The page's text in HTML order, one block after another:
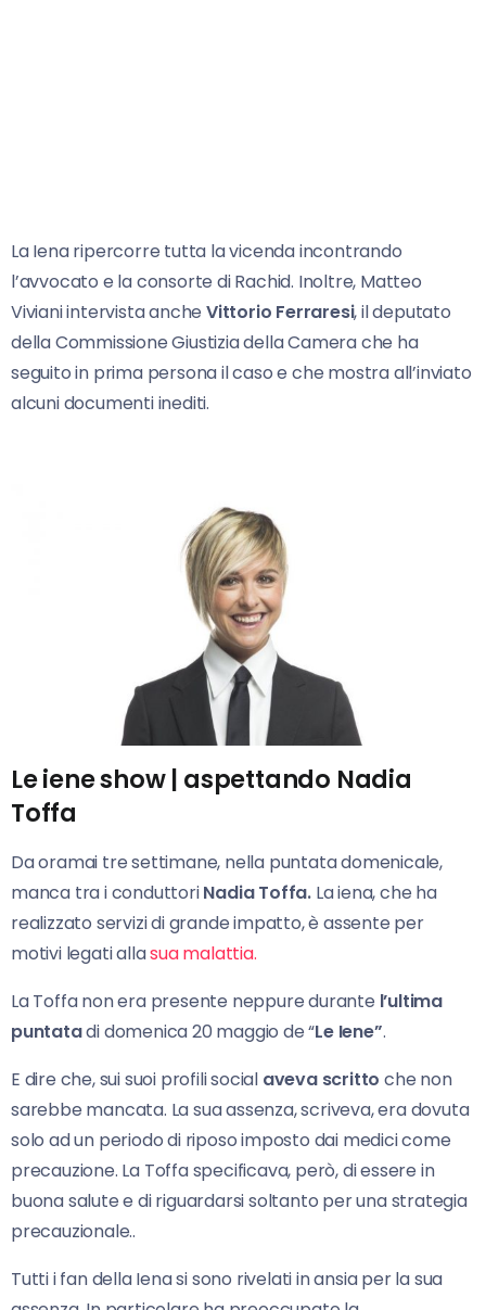
La Iena ripercorre tutta la vicenda incontrando
l’avvocato e la consorte di Rachid. Inoltre, Matteo
Viviani intervista ancheVittorio Ferraresi, il deputato
della Commissione Giustizia della Camera che ha
seguito in prima persona il caso e che mostra all’inviato
alcuni documenti inediti.
Le iene show | aspettando Nadia
Toffa
Da oramai tre settimane, nella puntata domenicale,
manca tra i conduttoriNadia Toffa. La iena, che ha
realizzato servizi di grande impatto, è assente per
motivi legati allasua malattia.
La Toffa non era presente neppure durante l’ultima
puntatadi domenica 20 maggio de “Le Iene”.
E dire che, sui suoi profili social aveva scritto che non
sarebbe mancata. La sua assenza, scriveva, era dovuta
solo ad un periodo di riposo imposto dai medici come
precauzione. La Toffa specificava, però, di essere in
buona salute e di riguardarsi soltanto per una strategia
precauzionale..
Tutti i fan della Iena si sono rivelati in ansia per la sua